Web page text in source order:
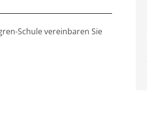
Schule vereinbaren Sie